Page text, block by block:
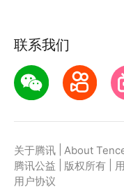
联系我们
关于腾讯 About
腾讯公益
版权所有
用户协议